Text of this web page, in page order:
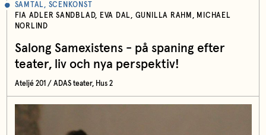
SAMTAL, SCENKONST
FIA ADLER SANDBLAD, EVA DAL, GUNILLA RAHM, MICHAEL
NORLIND
Salong Samexistens - på spaning efter
teater, liv och nya perspektiv!
Ateljé 201 / ADAS teater, Hus 2